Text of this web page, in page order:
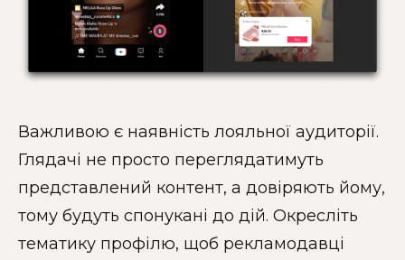
Важливою є наявність лояльної аудиторії.
Глядачі не просто переглядатимуть
представлений контент, а довіряють йому,
тому будуть спонукані до дій. Окресліть
тематику профілю, щоб рекламодавці